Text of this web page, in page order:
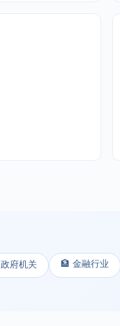
府机关 🏦 金融行业